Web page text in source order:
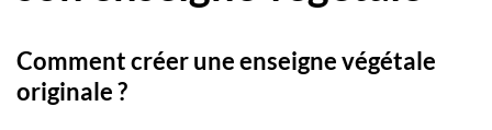
Comment créer une enseigne végétale
originale ?